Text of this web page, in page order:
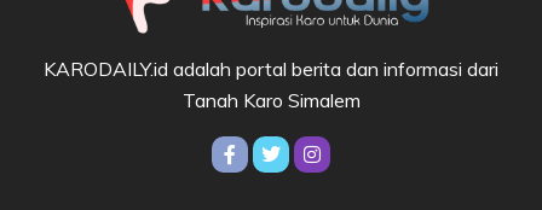
KARODAILY.id adalah portal berita dan informasi dari
Tanah Karo Simalem